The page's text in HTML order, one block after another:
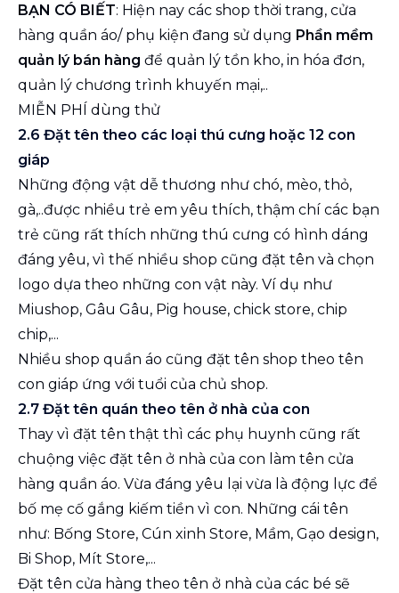
BẠN CÓ BIẾT: Hiện nay các shop thời trang, cửa
hàng quần áo/ phụ kiện đang sử dụng Phần mềm
quản lý bán hàng để quản lý tồn kho, in hóa đơn,
quản lý chương trình khuyến mại,..
MIỄN PHÍ dùng thử
2.6 Đặt tên theo các loại thú cưng hoặc 12 con
giáp
Những động vật dễ thương như chó, mèo, thỏ,
gà,..được nhiều trẻ em yêu thích, thậm chí các bạn
trẻ cũng rất thích những thú cưng có hình dáng
đáng yêu, vì thế nhiều shop cũng đặt tên và chọn
logo dựa theo những con vật này. Ví dụ như
Miushop, Gâu Gâu, Pig house, chick store, chip
chip,...
Nhiều shop quần áo cũng đặt tên shop theo tên
con giáp ứng với tuổi của chủ shop.
2.7 Đặt tên quán theo tên ở nhà của con
Thay vì đặt tên thật thì các phụ huynh cũng rất
chuộng việc đặt tên ở nhà của con làm tên cửa
hàng quần áo. Vừa đáng yêu lại vừa là động lực để
bố mẹ cố gắng kiếm tiền vì con. Những cái tên
như: Bống Store, Cún xinh Store, Mầm, Gạo design,
Bi Shop, Mít Store,...
Đặt tên cửa hàng theo tên ở nhà của các bé sẽ